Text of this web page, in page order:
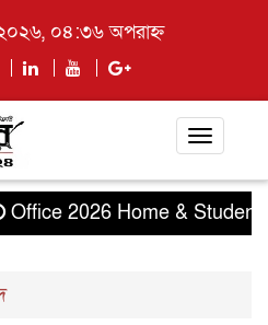
০৪:৩৬ অপরাহ্ন
Toggle
2026 Home & Student